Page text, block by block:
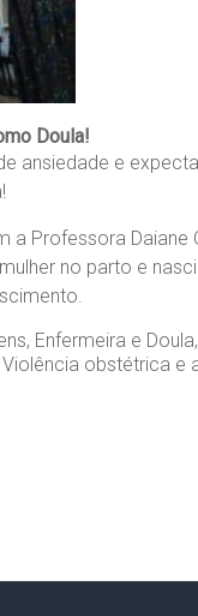
Doula!
ansiedade e
Professora Daiane
no parto e
Enfermeira e
obstétrica e